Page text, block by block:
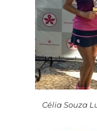
Célia Souza